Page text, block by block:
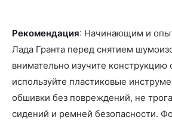
Рекомендация: Начинающим и
Лада Гранта перед снятием
внимательно изучите конструкцию
используйте пластиковые
обшивки без повреждений, не
сидений и ремней безопасности.